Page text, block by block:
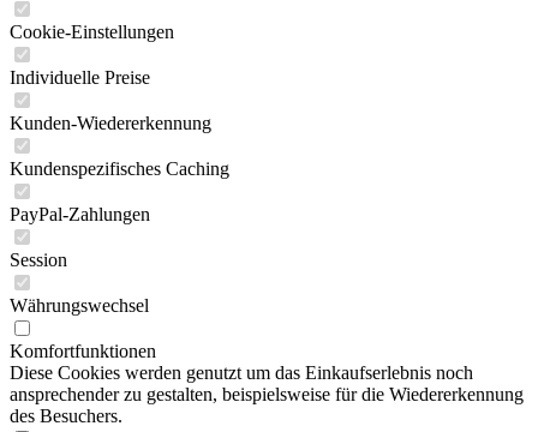
Cookie-Einstellungen
Individuelle Preise
Kunden-Wiedererkennung
Kundenspezifisches Caching
PayPal-Zahlungen
Session
Währungswechsel
Komfortfunktionen
Diese Cookies werden genutzt um das Einkaufserlebnis noch
ansprechender zu gestalten, beispielsweise für die Wiedererkennung
des Besuchers.